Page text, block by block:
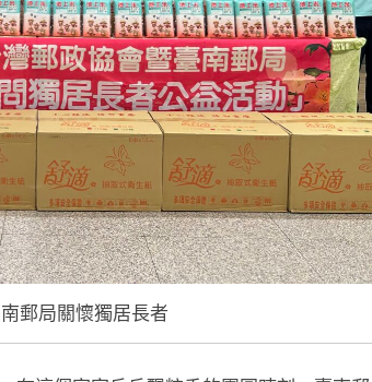
郵局關懷獨居長者